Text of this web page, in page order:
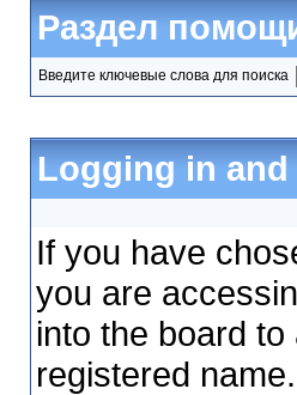
Раздел
Введите ключевые слова для поиска
Logging in and
If you have
you are
into the board
registered name.